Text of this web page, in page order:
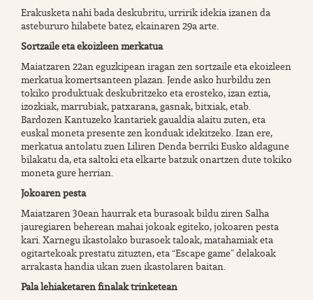
Erakusketa nahi bada deskubritu, urririk idekia izanen da
astebururo hilabete batez, ekainaren 29a arte.
Sortzaile eta ekoizleen merkatua
Maiatzaren 22an eguzkipean iragan zen sortzaile eta ekoizleen
merkatua komertsanteen plazan. Jende asko hurbildu zen
tokiko produktuak deskubritzeko eta erosteko, izan eztia,
izozkiak, marrubiak, patxarana, gasnak, bitxiak, etab.
Bardozen Kantuzeko kantariek gaualdia alaitu zuten, eta
euskal moneta presente zen konduak idekitzeko. Izan ere,
merkatua antolatu zuen Liliren Denda berriki Eusko aldagune
bilakatu da, eta saltoki eta elkarte batzuk onartzen dute tokiko
moneta gure herrian.
Jokoaren pesta
Maiatzaren 30ean haurrak eta burasoak bildu ziren Salha
jauregiaren beherean mahai jokoak egiteko, jokoaren pesta
kari. Xarnegu ikastolako burasoek taloak, matahamiak eta
ogitartekoak prestatu zituzten, eta “Escape game” delakoak
arrakasta handia ukan zuen ikastolaren baitan.
Pala lehiaketaren finalak trinketean